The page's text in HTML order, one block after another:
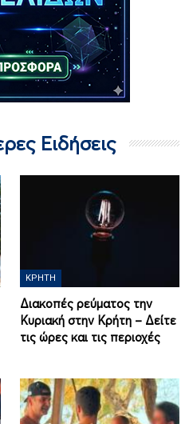
Ειδήσεις
ΚΡΉΤΗ
Διακοπές ρεύματος την
Κυριακή στην Κρήτη – Δείτε
τις ώρες και τις περιοχές